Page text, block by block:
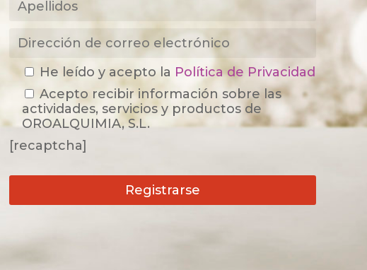
He leído y acepto la Política de Privacidad
Acepto recibir información sobre las
actividades, servicios y productos de
OROALQUIMIA, S.L.
[recaptcha]